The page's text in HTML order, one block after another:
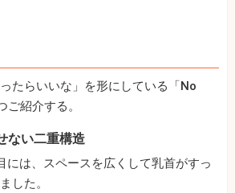
たらいいな」を形にしている「No
紹介する。
ない二重構造
には、スペースを広くして乳首がすっ
した。